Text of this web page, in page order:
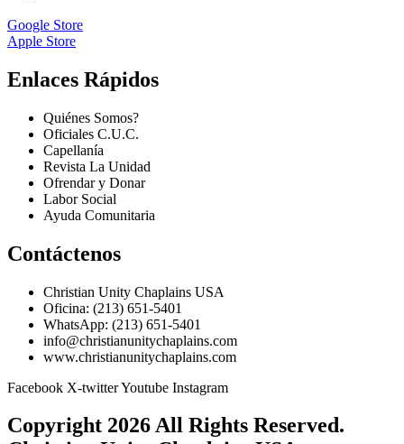
Google Store
Apple Store
Enlaces Rápidos
Quiénes Somos?
Oficiales C.U.C.
Capellanía
Revista La Unidad
Ofrendar y Donar
Labor Social
Ayuda Comunitaria
Contáctenos
Christian Unity Chaplains USA
Oficina: (213) 651-5401
WhatsApp: (213) 651-5401
info@christianunitychaplains.com
www.christianunitychaplains.com
Facebook X-twitterYoutube Instagram
Copyright 2026 All Rights Reserved.